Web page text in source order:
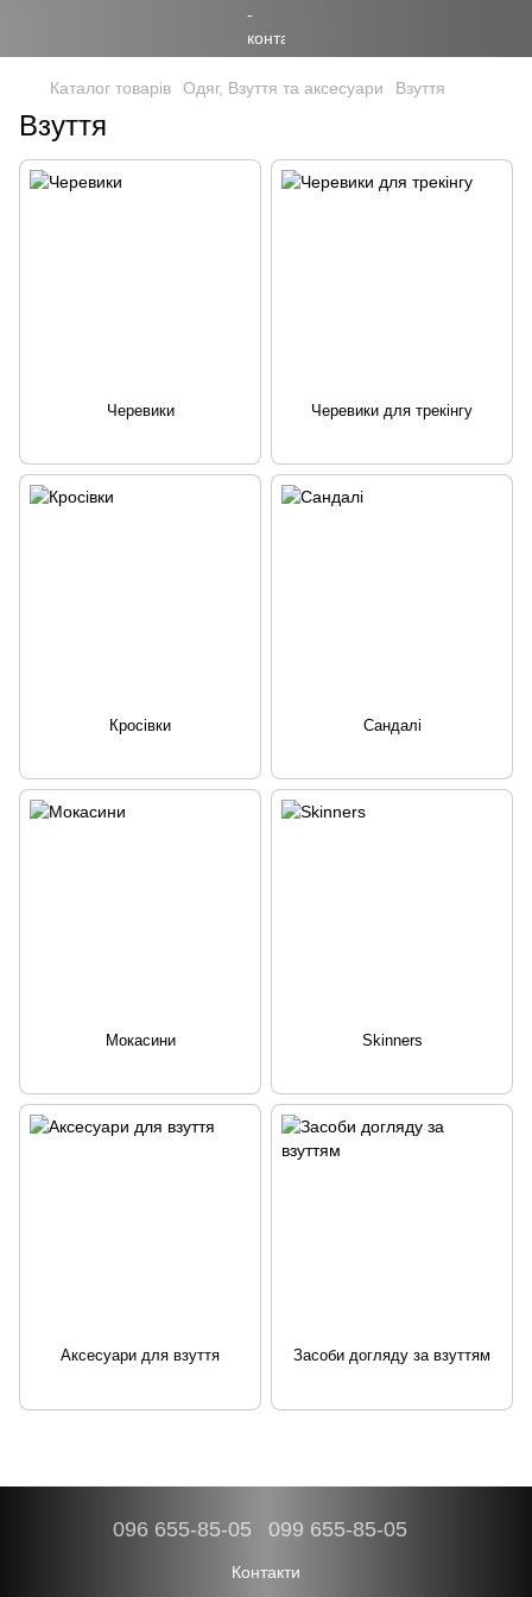
Каталог товарів Одяг, Взуття та аксесуари Взуття
Взуття
Черевики Черевики для трекінгу
Кросівки Сандалі
Мокасини Skinners
Аксесуари для взуття Засоби догляду за взуттям
096 655-85-05 099 655-85-05
Контакти